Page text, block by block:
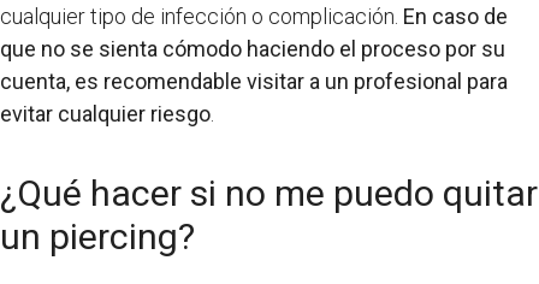
cualquier tipo de infección o complicación. En caso de
que no se sienta cómodo haciendo el proceso por su
cuenta, es recomendable visitar a un profesional para
evitar cualquier riesgo
¿Qué hacer si no me puedo quitar
un piercing?